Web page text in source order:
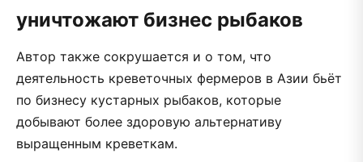
уничтожают бизнес рыбаков
Автор также сокрушается и о том, что
деятельность креветочных фермеров в Азии бьёт
по бизнесу кустарных рыбаков, которые
добывают более здоровую альтернативу
выращенным креветкам.